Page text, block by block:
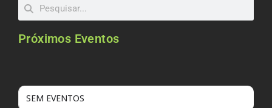
Próximos Eventos
SEM EVENTOS